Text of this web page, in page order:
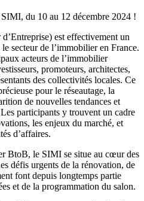
du 10 au 12 décembre 2024 !
est effectivement un
secteur de l’immobilier en France.
acteurs de l’immobilier
promoteurs, architectes,
des collectivités locales. Ce
pour le réseautage, la
de nouvelles tendances et
participants y trouvent un cadre
les enjeux du marché, et
d’affaires.
BtoB, le SIMI se situe au cœur des
défis urgents de la rénovation, de
font depuis longtemps partie
et de la programmation du salon.